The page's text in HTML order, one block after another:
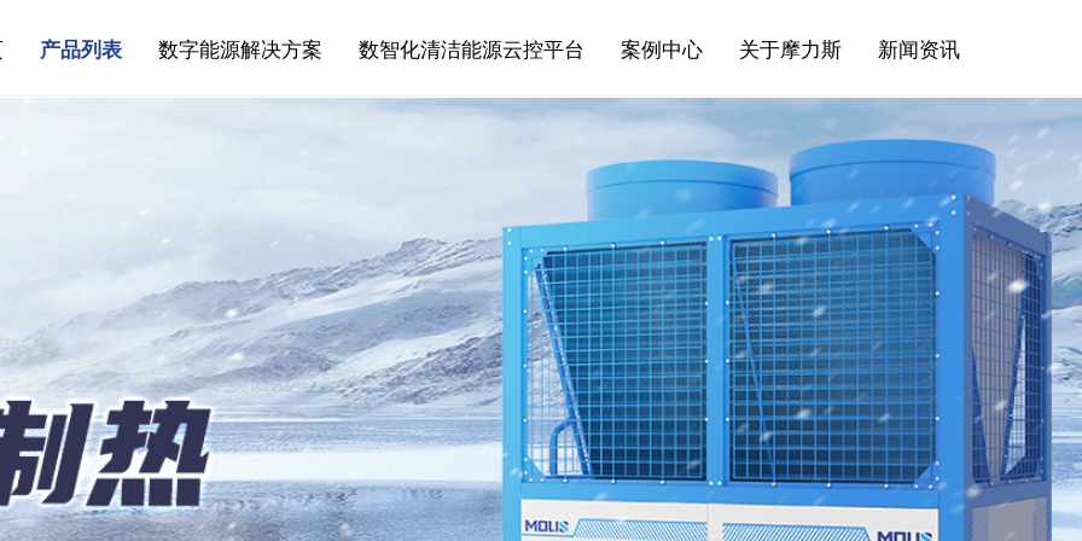
产品列表 数字能源解决方案 数智化清洁能源云控平台 案例中心 关于摩力斯 新闻资讯